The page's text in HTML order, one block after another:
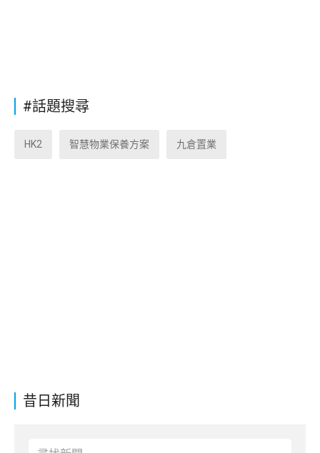
昔日新聞
#話題搜尋
HK2 智慧物業保養方案 九倉置業